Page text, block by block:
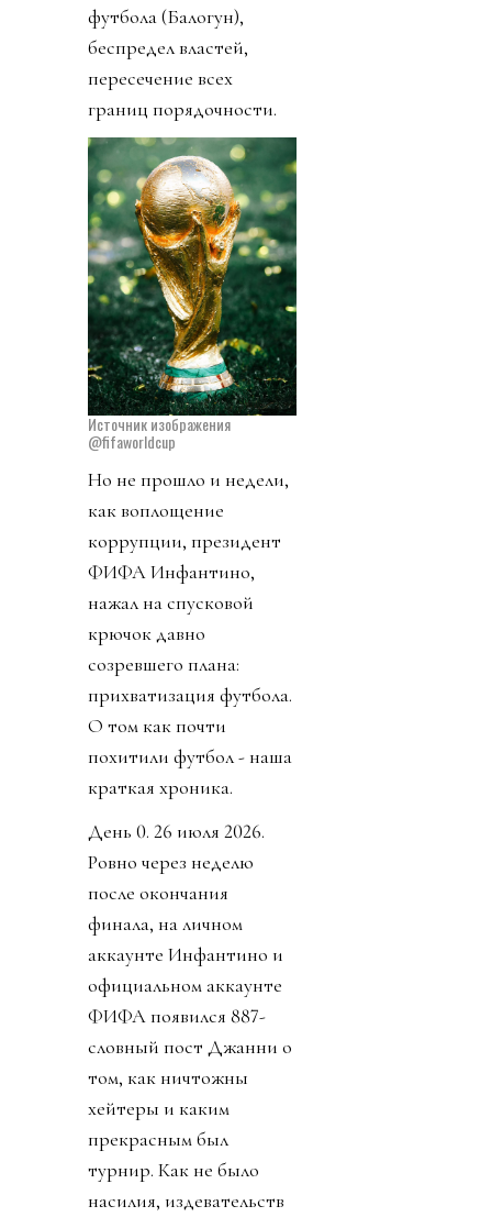
футбола (Балогун),
беспредел властей,
пересечение всех
границ порядочности.
Источник изображения
@fifaworldcup
Но не прошло и недели,
как воплощение
коррупции, президент
ФИФА Инфантино,
нажал на спусковой
крючок давно
созревшего плана:
прихватизация футбола.
О том как почти
похитили футбол - наша
краткая хроника.
День 0. 26 июля 2026.
Ровно через неделю
после окончания
финала, на личном
аккаунте Инфантино и
официальном аккаунте
ФИФА появился 887-
словный пост Джанни о
том, как ничтожны
хейтеры и каким
прекрасным был
турнир. Как не было
насилия, издевательств